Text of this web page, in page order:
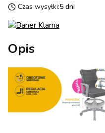
Czas wysyłki:5 dni
Opis